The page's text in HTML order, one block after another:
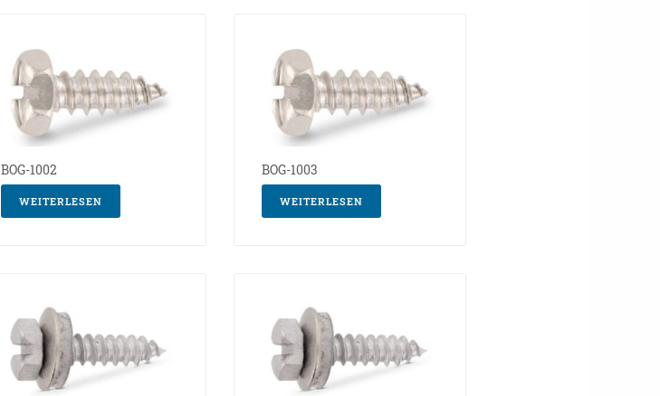
BOG-1002
WEITERLESEN
BOG-1003
WEITERLESEN